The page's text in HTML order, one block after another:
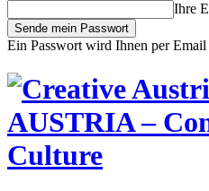
Ihre
Ein Passwort wird Ihnen per Email
AUSTRIA –
Culture